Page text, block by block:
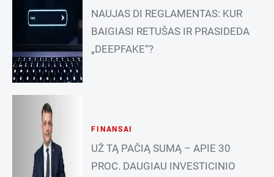
NAUJAS DI REGLAMENTAS: KUR
BAIGIASI RETUŠAS IR PRASIDEDA
„DEEPFAKE“?
FINANSAI
UŽ TĄ PAČIĄ SUMĄ – APIE 30
PROC. DAUGIAU INVESTICINIO